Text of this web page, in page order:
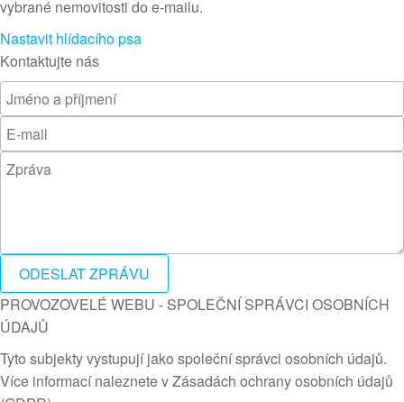
vybrané nemovitosti do e-mailu.
Nastavit hlídacího psa
Kontaktujte nás
ODESLAT ZPRÁVU
PROVOZOVELÉ WEBU - SPOLEČNÍ SPRÁVCI OSOBNÍCH
ÚDAJŮ
Tyto subjekty vystupují jako společní správci osobních údajů.
Více informací naleznete v Zásadách ochrany osobních údajů